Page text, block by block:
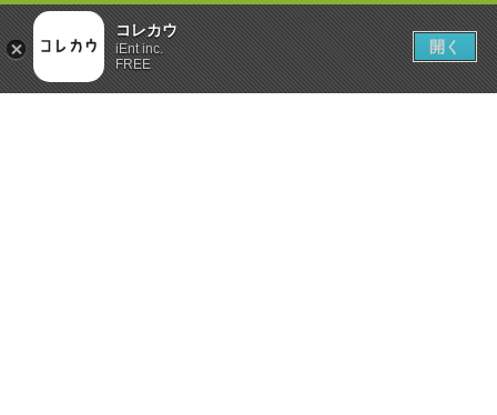
コレカウ
iEnt inc.
FREE
開く